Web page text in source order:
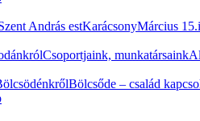
András estKarácsonyMárcius
Csoportjaink, munkatársaink
Bölcsőde – család